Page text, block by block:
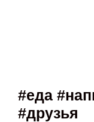
#еда
#друзья